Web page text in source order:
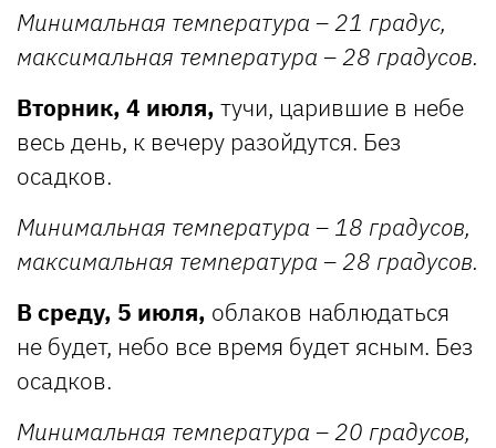
Минимальная температура – 21 градус,
максимальная температура – 28 градусов.
Вторник, 4 июля, тучи, царившие в небе
весь день, к вечеру разойдутся. Без
осадков.
Минимальная температура – 18 градусов,
максимальная температура – 28 градусов.
В среду, 5 июля, облаков наблюдаться
не будет, небо все время будет ясным. Без
осадков.
Минимальная температура – 20 градусов,